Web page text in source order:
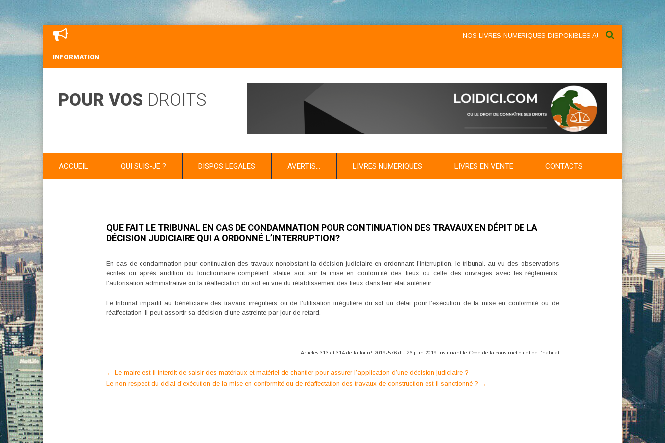
INFORMATION
NOS LIVRES NUMERIQUES DISPONIBLES AU NIVEAU DU MENU
POUR VOS DROITS
ACCUEIL QUI SUIS-JE ? DISPOS LEGALES AVERTIS… LIVRES NUMERIQUES LIVRES EN VENTE CONTACTS
QUE FAIT LE TRIBUNAL EN CAS DE CONDAMNATION POUR CONTINUATION DES TRAVAUX EN DÉPIT DE LA
DÉCISION JUDICIAIRE QUI A ORDONNÉ L’INTERRUPTION?
En cas de condamnation pour continuation des travaux nonobstant la décision judiciaire en ordonnant l’interruption, le tribunal, au vu des observations
écrites ou après audition du fonctionnaire compétent, statue soit sur la mise en conformité des lieux ou celle des ouvrages avec les règlements,
l’autorisation administrative ou la réaffectation du sol en vue du rétablissement des lieux dans leur état antérieur.
Le tribunal impartit au bénéficiaire des travaux irréguliers ou de l’utilisation irrégulière du sol un délai pour l’exécution de la mise en conformité ou de
réaffectation. Il peut assortir sa décision d’une astreinte par jour de retard.
Articles 313 et 314 de la loi n° 2019-576 du 26 juin 2019 instituant le Code de la construction et de l’habitat
Post
navigation
← Le maire est-il interdit de saisir des matériaux et matériel de chantier pour assurer l’application d’une décision judiciaire ?
Le non respect du délai d’exécution de la mise en conformité ou de réaffectation des travaux de construction est-il sanctionné ? →